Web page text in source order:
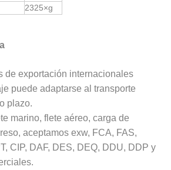
2325×g
de exportación internacionales
puede adaptarse al transporte
plazo.
marino, flete aéreo, carga de
aceptamos exw, FCA, FAS,
CIP, DAF, DES, DEQ, DDU, DDP y